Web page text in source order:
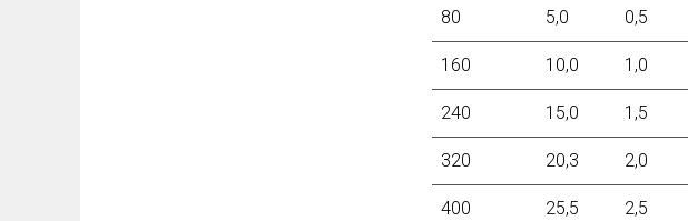
80 5,0 0,5
160 10,0 1,0
240 15,0 1,5
320 20,3 2,0
400 25,5 2,5